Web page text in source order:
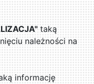
taką
należności na
informację